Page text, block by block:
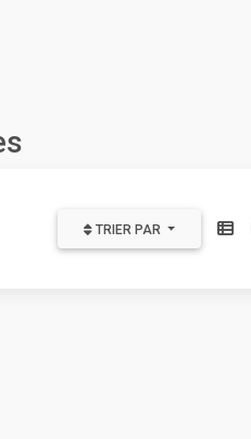
TRIER PAR